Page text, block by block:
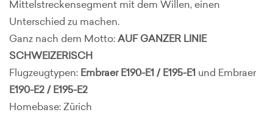
Mittelstreckensegment mit dem Willen, einen
Unterschied zu machen.
Ganz nach dem Motto: AUF GANZER LINIE
SCHWEIZERISCH
Flugzeugtypen: Embraer E190-E1 / E195-E1 und Embraer
E190-E2 / E195-E2
Homebase: Zürich